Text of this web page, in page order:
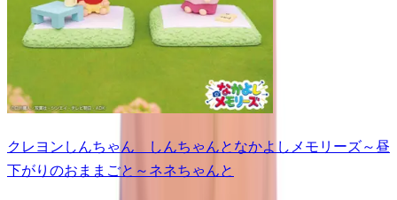
クレヨンしんちゃん しんちゃんとなかよしメモリーズ～昼
下がりのおままごと～ネネちゃんと